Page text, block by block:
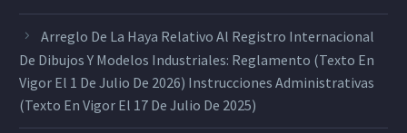
Arreglo De La Haya Relativo Al Registro Internacional
De Dibujos Y Modelos Industriales: Reglamento (texto En
Vigor El 1 De Julio De 2026) Instrucciones Administrativas
(texto En Vigor El 17 De Julio De 2025)